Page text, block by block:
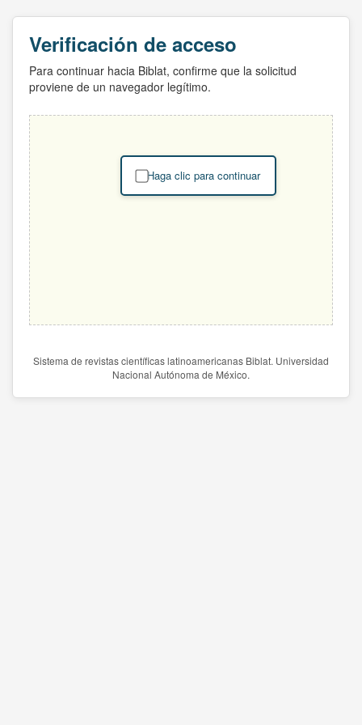
Verificación de acceso
Para continuar hacia Biblat, confirme que la solicitud
proviene de un navegador legítimo.
Haga clic para continuar
Sistema de revistas científicas latinoamericanas Biblat. Universidad
Nacional Autónoma de México.